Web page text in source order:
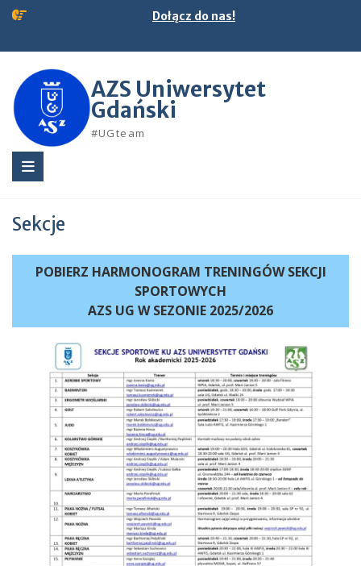
Skip
Dołącz do nas!
AZS Uniwersytet
Gdański
#UGteam
Sekcje
POBIERZ HARMONOGRAM TRENINGÓW SEKCJI
SPORTOWYCH
AZS UG W SEZONIE 2025/2026